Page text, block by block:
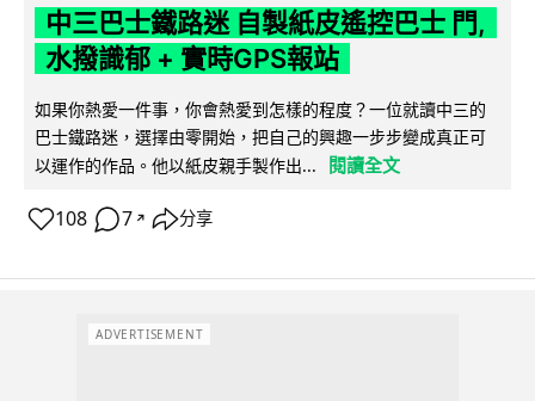
中三巴士鐵路迷 自製紙皮遙控巴士 門,
水撥識郁 + 實時GPS報站
如果你熱愛一件事，你會熱愛到怎樣的程度？一位就讀中三的
巴士鐵路迷，選擇由零開始，把自己的興趣一步步變成真正可
以運作的作品。他以紙皮親手製作出...
閱讀全文
108 7 ↗ 分享
ADVERTISEMENT